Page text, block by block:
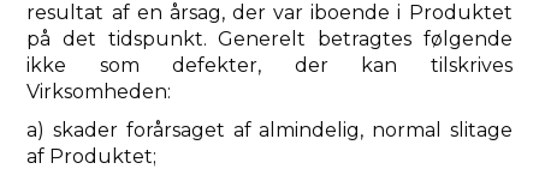
resultat af en årsag, der var iboende i Produktet
på det tidspunkt. Generelt betragtes følgende
ikke som defekter, der kan tilskrives
Virksomheden:
a) skader forårsaget af almindelig, normal slitage
af Produktet;